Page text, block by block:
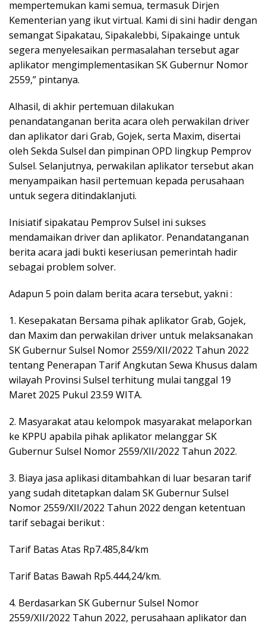
mempertemukan kami semua, termasuk Dirjen
Kementerian yang ikut virtual. Kami di sini hadir dengan
semangat Sipakatau, Sipakalebbi, Sipakainge untuk
segera menyelesaikan permasalahan tersebut agar
aplikator mengimplementasikan SK Gubernur Nomor
2559,” pintanya.
Alhasil, di akhir pertemuan dilakukan
penandatanganan berita acara oleh perwakilan driver
dan aplikator dari Grab, Gojek, serta Maxim, disertai
oleh Sekda Sulsel dan pimpinan OPD lingkup Pemprov
Sulsel. Selanjutnya, perwakilan aplikator tersebut akan
menyampaikan hasil pertemuan kepada perusahaan
untuk segera ditindaklanjuti.
Inisiatif sipakatau Pemprov Sulsel ini sukses
mendamaikan driver dan aplikator. Penandatanganan
berita acara jadi bukti keseriusan pemerintah hadir
sebagai problem solver.
Adapun 5 poin dalam berita acara tersebut, yakni :
1. Kesepakatan Bersama pihak aplikator Grab, Gojek,
dan Maxim dan perwakilan driver untuk melaksanakan
SK Gubernur Sulsel Nomor 2559/XII/2022 Tahun 2022
tentang Penerapan Tarif Angkutan Sewa Khusus dalam
wilayah Provinsi Sulsel terhitung mulai tanggal 19
Maret 2025 Pukul 23.59 WITA.
2. Masyarakat atau kelompok masyarakat melaporkan
ke KPPU apabila pihak aplikator melanggar SK
Gubernur Sulsel Nomor 2559/XII/2022 Tahun 2022.
3. Biaya jasa aplikasi ditambahkan di luar besaran tarif
yang sudah ditetapkan dalam SK Gubernur Sulsel
Nomor 2559/XII/2022 Tahun 2022 dengan ketentuan
tarif sebagai berikut :
Tarif Batas Atas Rp7.485,84/km
Tarif Batas Bawah Rp5.444,24/km.
4. Berdasarkan SK Gubernur Sulsel Nomor
2559/XII/2022 Tahun 2022, perusahaan aplikator dan